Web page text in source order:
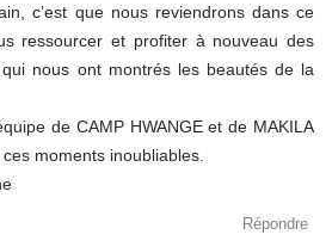
c’est que nous reviendrons dans ce
ressourcer et profiter à nouveau des
nous ont montrés les beautés de la
de CAMP HWANGE et de MAKILA
moments inoubliables.
Répondre